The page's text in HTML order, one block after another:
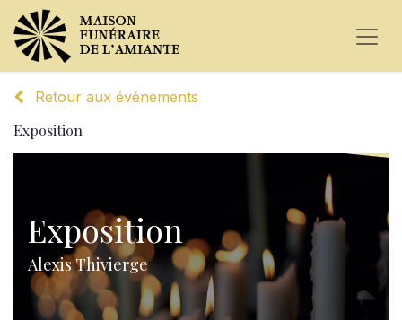
Retour aux événements
Exposition
Exposition
Alexis Thivierge